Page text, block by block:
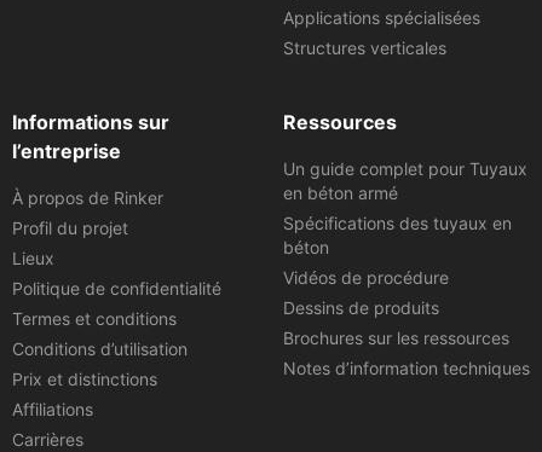
Applications spécialisées
Structures verticales
Informations sur
l’entreprise
À propos de Rinker
Profil du projet
Lieux
Politique de confidentialité
Termes et conditions
Conditions d’utilisation
Prix et distinctions
Affiliations
Carrières
Ressources
Un guide complet pour Tuyaux
en béton armé
Spécifications des tuyaux en
béton
Vidéos de procédure
Dessins de produits
Brochures sur les ressources
Notes d’information techniques